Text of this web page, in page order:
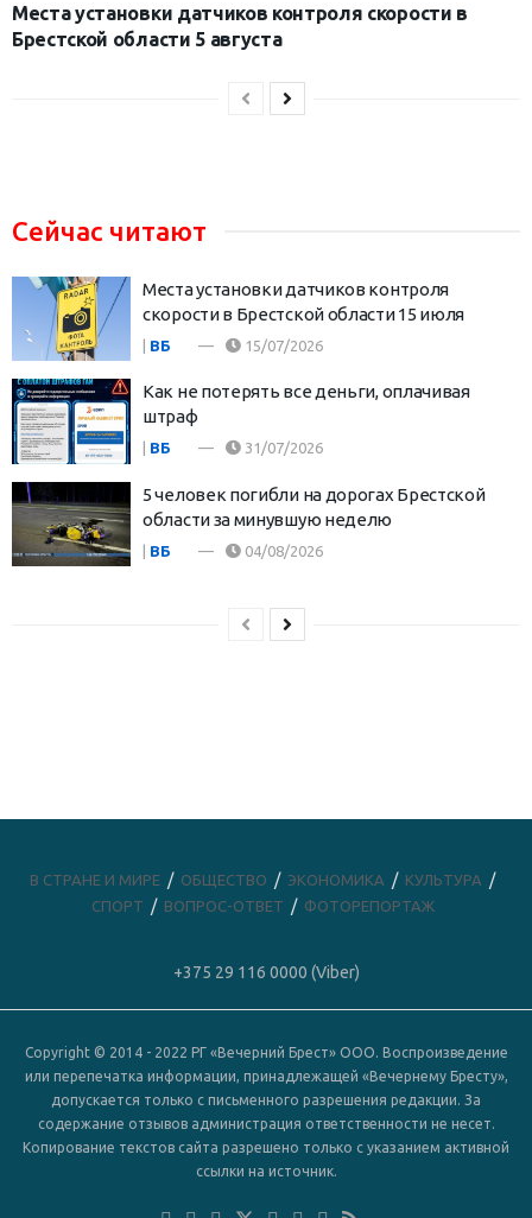
Места установки датчиков контроля скорости в
Брестской области 5 августа
Сейчас читают
Места установки датчиков контроля
скорости в Брестской области 15 июля
ВБ 15/07/2026
Как не потерять все деньги, оплачивая
штраф
ВБ 31/07/2026
5 человек погибли на дорогах Брестской
области за минувшую неделю
ВБ 04/08/2026
В СТРАНЕ И МИРЕ ОБЩЕСТВО ЭКОНОМИКА
КУЛЬТУРА
СПОРТ
ВОПРОС-ОТВЕТ ФОТОРЕПОРТАЖ
+375 29 116 0000 (Viber)
Copyright © 2014 - 2022 РГ «Вечерний Брест» ООО. Воспроизведение
или перепечатка информации, принадлежащей «Вечернему Бресту»,
допускается только с письменного разрешения редакции. За
содержание отзывов администрация ответственности не несет.
Копирование текстов сайта разрешено только с указанием активной
ссылки на источник.